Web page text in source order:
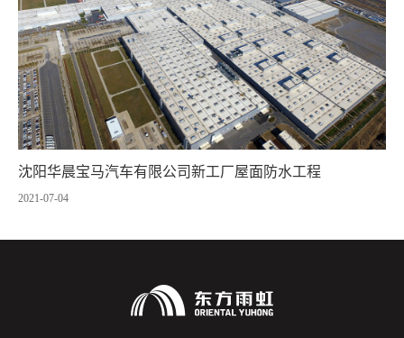
沈阳华晨宝马汽车有限公司新工厂屋面防水工程
2021-07-04